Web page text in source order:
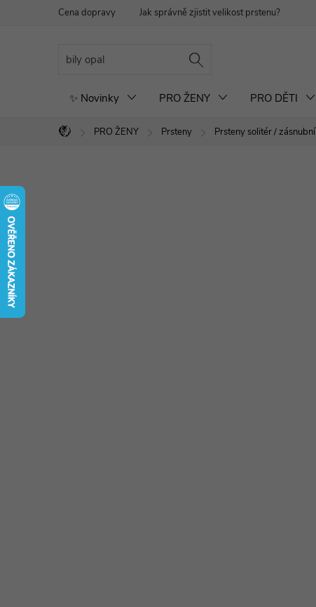
Cena dopravy Jak správně zjistit velikost prstenu?
✨ Novinky PRO ŽENY PRO DĚTI
Domů
PRO ŽENY Prsteny Prsteny solitér / zásnubní